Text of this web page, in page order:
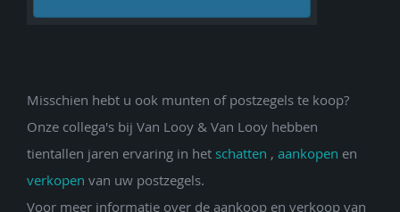
Misschien hebt u ook munten of postzegels te koop?
Onze collega's bij Van Looy & Van Looy hebben
tientallen jaren ervaring in het schatten , aankopen en
verkopen van uw postzegels.
Voor meer informatie over de aankoop en verkoop van